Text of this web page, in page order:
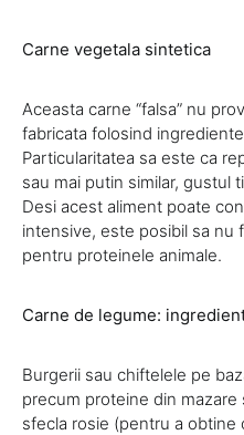
Carne vegetala sintetica
Aceasta carne “falsa” nu
fabricata folosind
Particularitatea sa este ca
sau mai putin similar, gustul
Desi acest aliment poate
intensive, este posibil sa
pentru proteinele animale.
Carne de legume:
Burgerii sau chiftelele pe
precum proteine din
sfecla rosie (pentru a obtine